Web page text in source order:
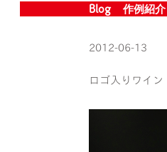
Blog » 作例紹介
2012-06-13
ロゴ入りワイン